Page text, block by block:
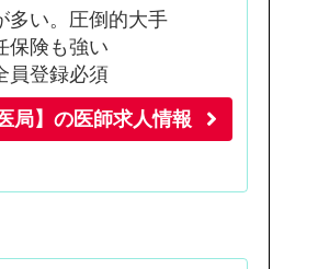
多い。圧倒的大手
保険も強い
員登録必須
局】の医師求人情報